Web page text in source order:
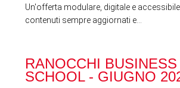
Un'offerta modulare, digitale e
contenuti sempre aggiornati e...
RANOCCHI BUSINESS
SCHOOL - GIUGNO